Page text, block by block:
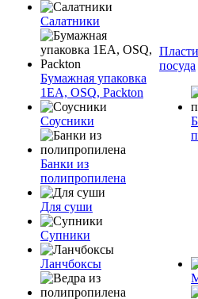
Салатники
Бумажная упаковка
1ЕА, OSQ, Packton
Соусники
Банки из
полипропилена
Для суши
Супники
Ланчбоксы
посуда